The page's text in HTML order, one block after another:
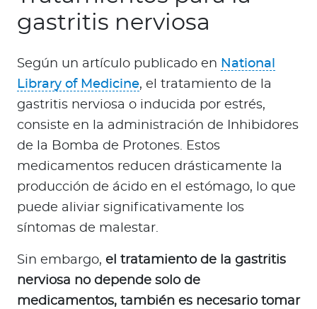
gastritis nerviosa
Según un artículo publicado en National
Library of Medicine, el tratamiento de la
gastritis nerviosa o inducida por estrés,
consiste en la administración de Inhibidores
de la Bomba de Protones. Estos
medicamentos reducen drásticamente la
producción de ácido en el estómago, lo que
puede aliviar significativamente los
síntomas de malestar.
Sin embargo, el tratamiento de la gastritis
nerviosa no depende solo de
medicamentos, también es necesario tomar